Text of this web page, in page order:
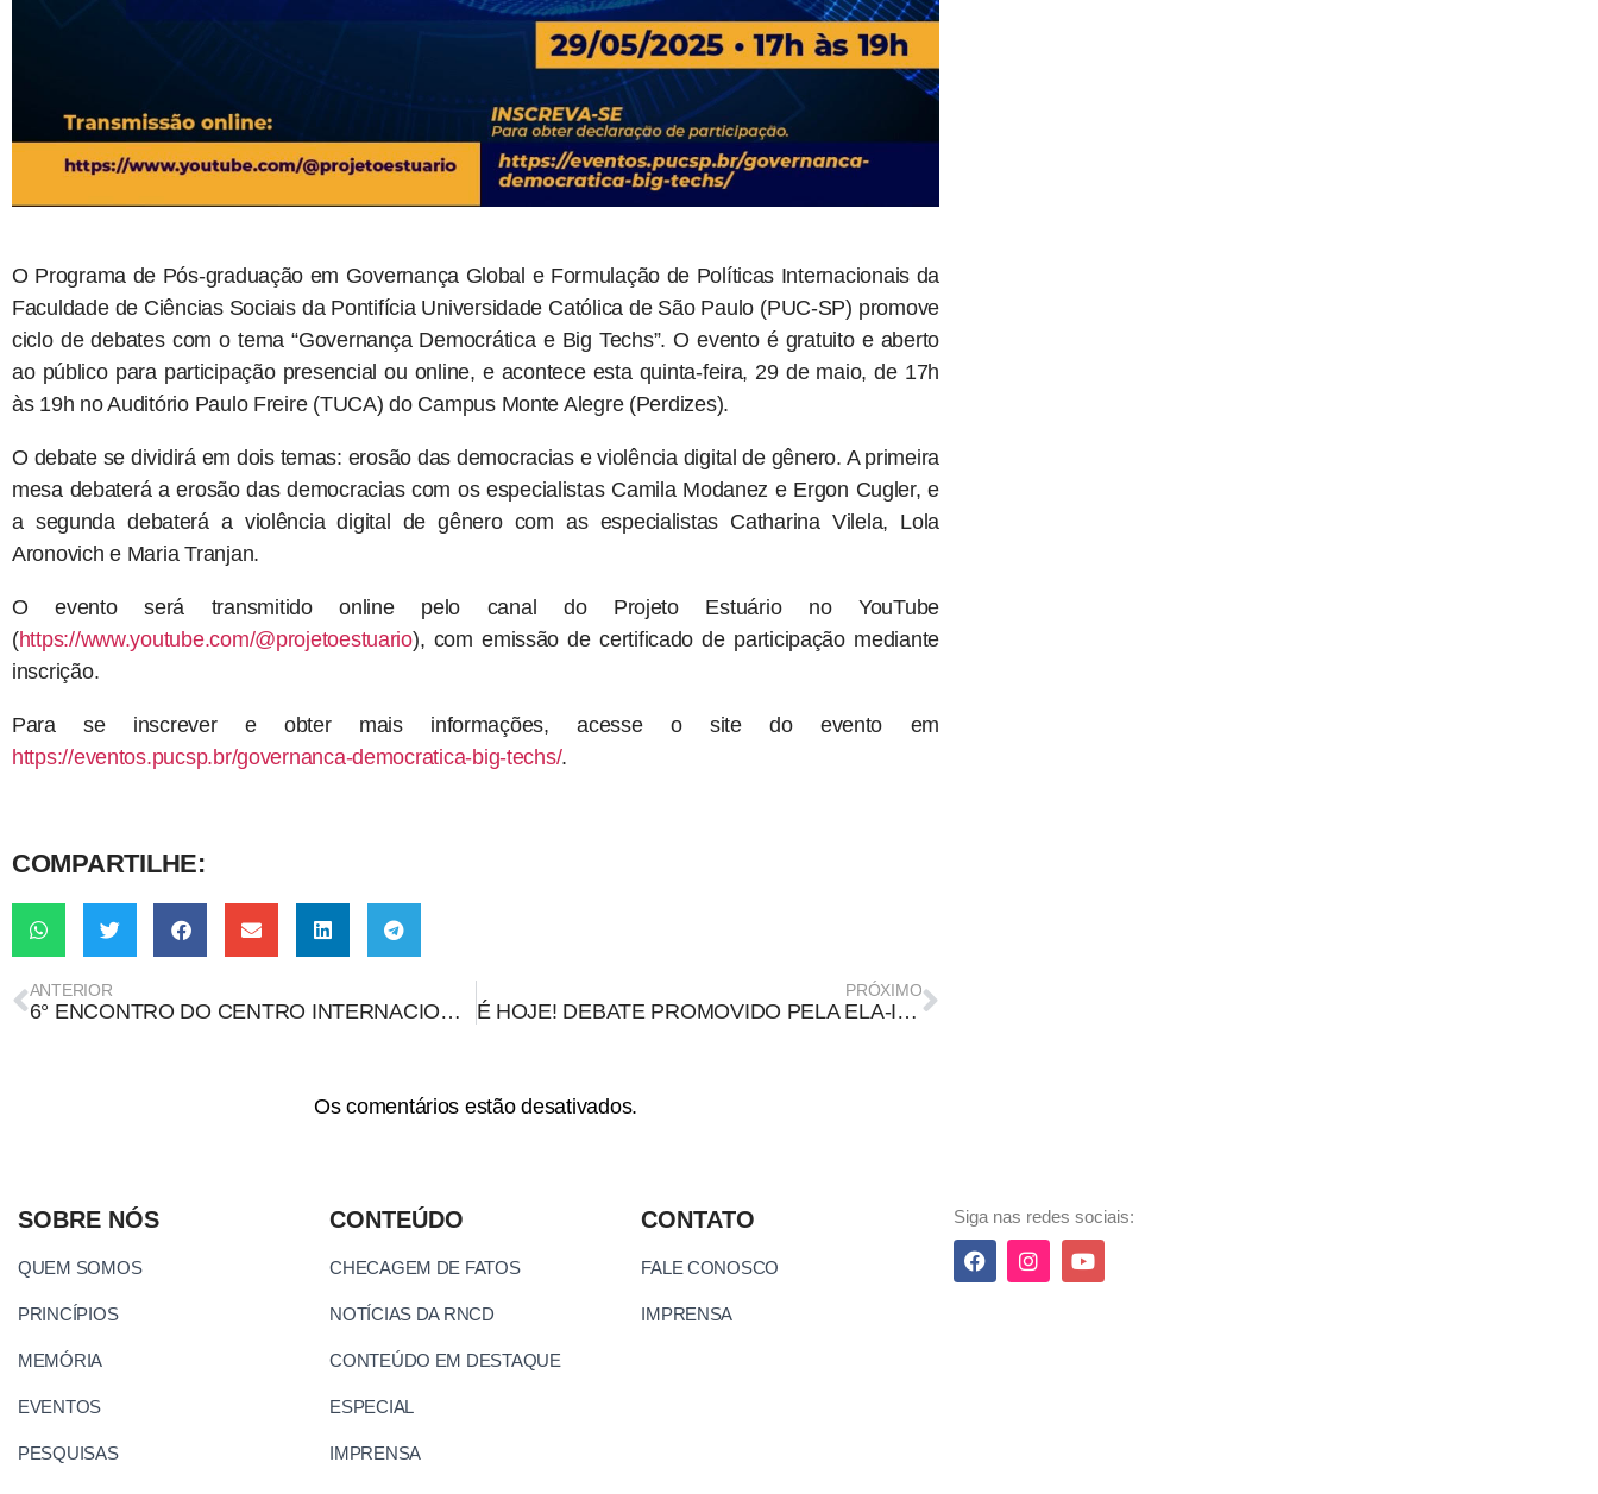
O Programa de Pós-graduação em Governança Global e Formulação de Políticas Internacionais da
Faculdade de Ciências Sociais da Pontifícia Universidade Católica de São Paulo (PUC-SP) promove
ciclo de debates com o tema “Governança Democrática e Big Techs”. O evento é gratuito e aberto
ao público para participação presencial ou online, e acontece esta quinta-feira, 29 de maio, de 17h
às 19h no Auditório Paulo Freire (TUCA) do Campus Monte Alegre (Perdizes).
O debate se dividirá em dois temas: erosão das democracias e violência digital de gênero. A primeira
mesa debaterá a erosão das democracias com os especialistas Camila Modanez e Ergon Cugler, e
a segunda debaterá a violência digital de gênero com as especialistas Catharina Vilela, Lola
Aronovich e Maria Tranjan.
O evento será transmitido online pelo canal do Projeto Estuário no YouTube
(https://www.youtube.com/@projetoestuario), com emissão de certificado de participação mediante
inscrição.
Para se inscrever e obter mais informações, acesse o site do evento em
https://eventos.pucsp.br/governanca-democratica-big-techs/.
COMPARTILHE:
ANTERIOR
6° ENCONTRO DO CENTRO INTERNACIONAL PARA ÉTICA DA INFORMAÇÃO RECEBE PROPOSTAS DE TRABALHO ATÉ O PRÓXIMO SÁBADO
PRÓXIMO
É HOJE! DEBATE PROMOVIDO PELA ELA-IA DISCUTE ÉTICA, DESINFORMAÇÃO E RISCOS DA INTELIGÊNCIA ARTIFICIAL COM ANA REGINA RÊGO
Os comentários estão desativados.
SOBRE NÓS
QUEM SOMOS
PRINCÍPIOS
MEMÓRIA
EVENTOS
PESQUISAS
CONTEÚDO
CHECAGEM DE FATOS
NOTÍCIAS DA RNCD
CONTEÚDO EM DESTAQUE
ESPECIAL
IMPRENSA
CONTATO
FALE CONOSCO
IMPRENSA
Siga nas redes sociais: